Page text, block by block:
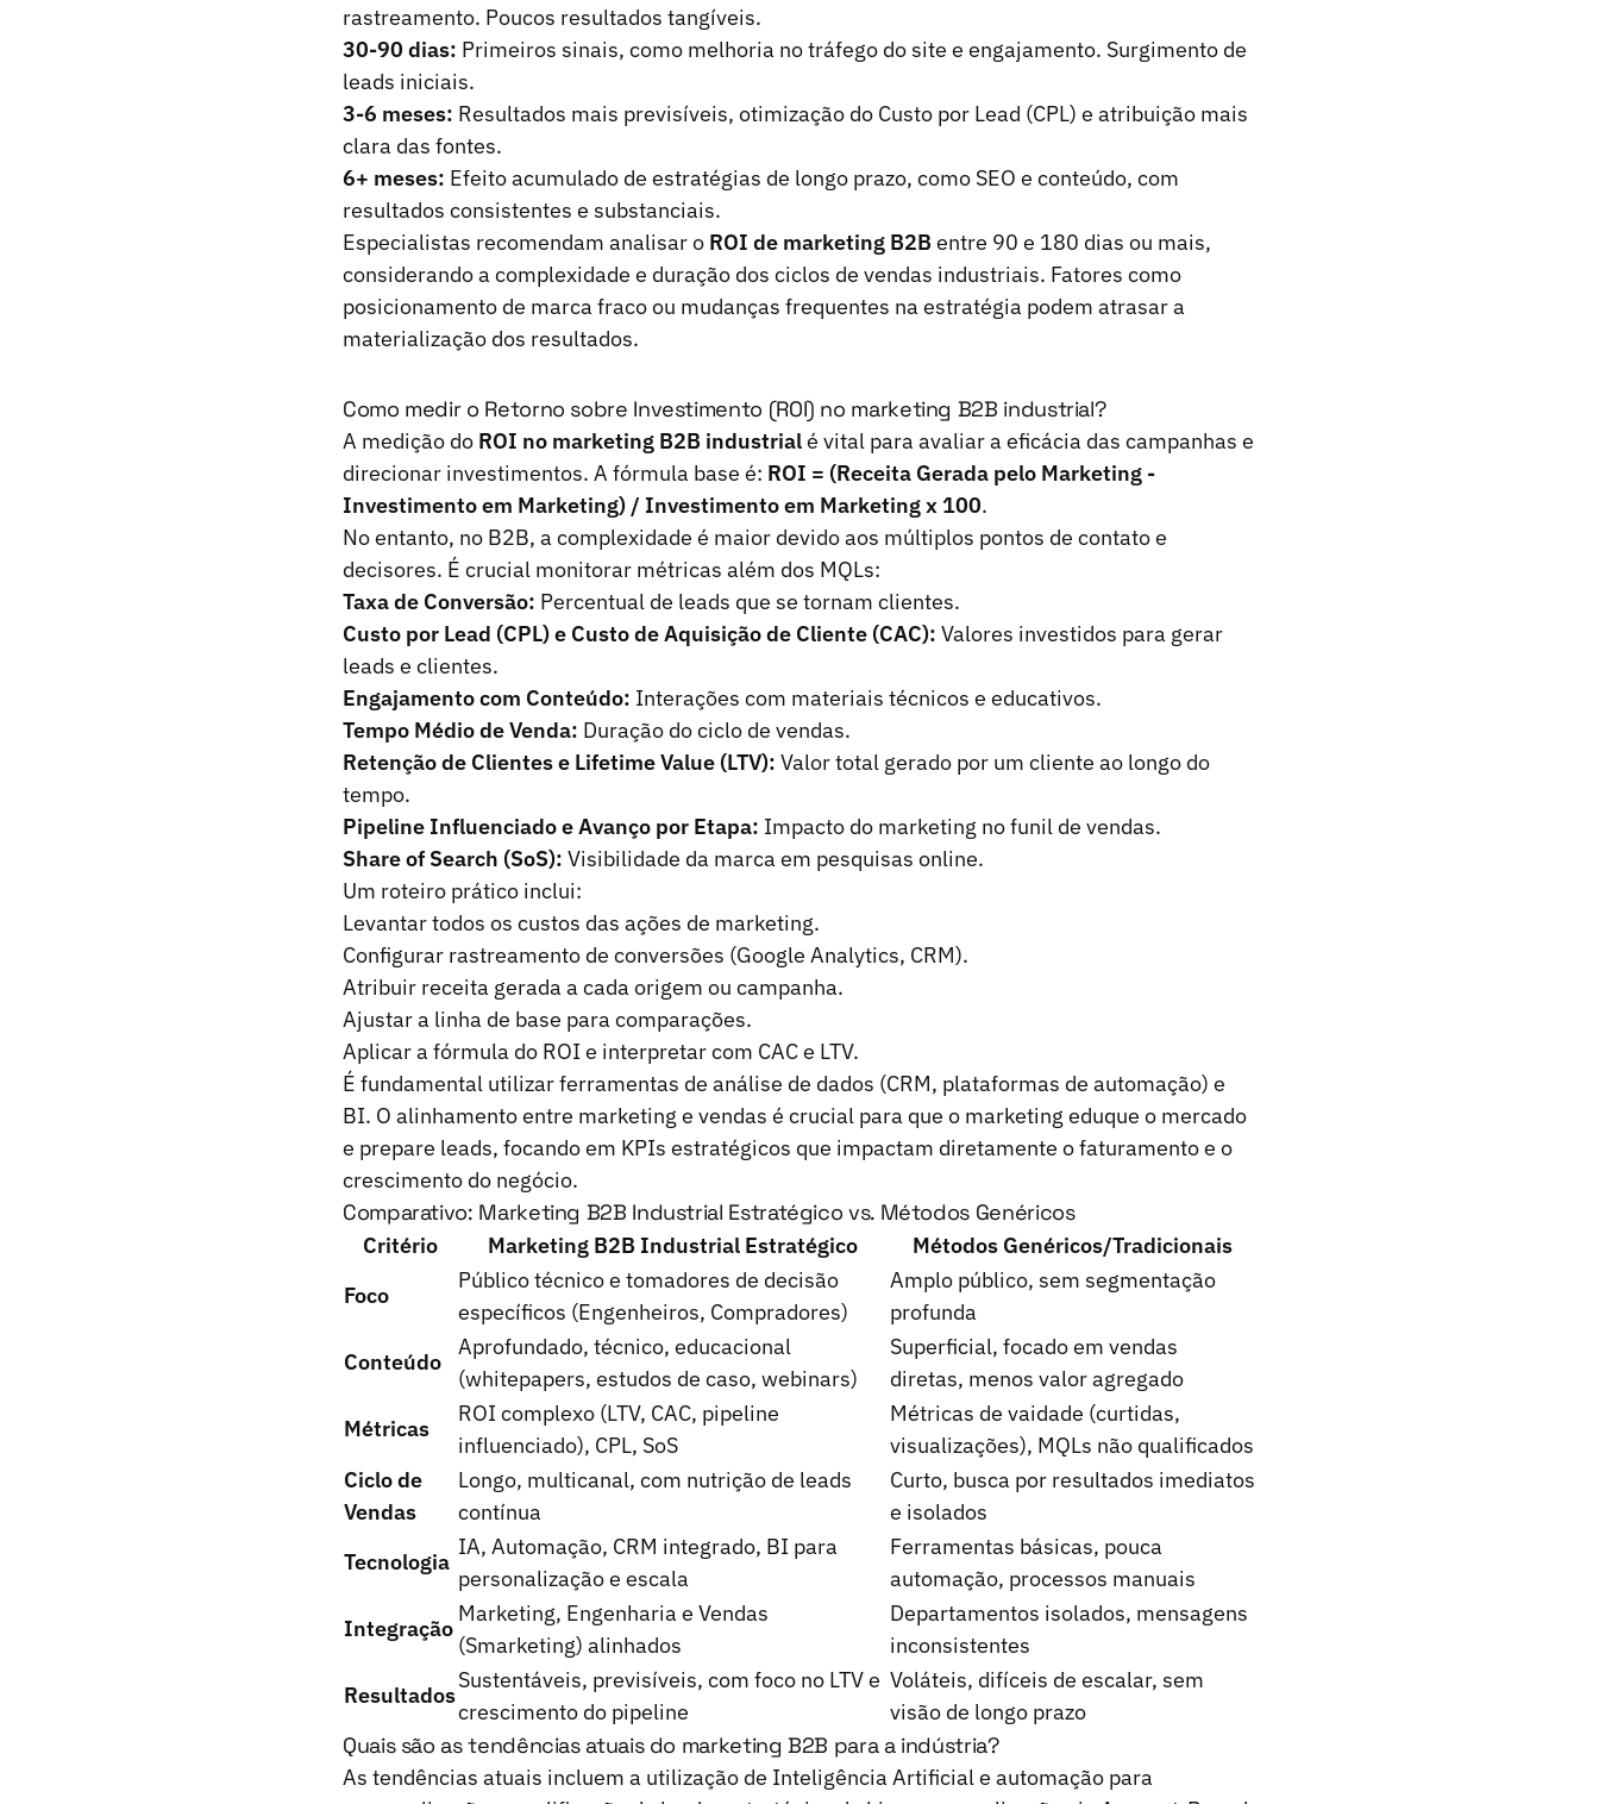
rastreamento. Poucos resultados tangíveis.
30-90 dias: Primeiros sinais, como melhoria no tráfego do site e engajamento. Surgimento de
leads iniciais.
3-6 meses: Resultados mais previsíveis, otimização do Custo por Lead (CPL) e atribuição mais
clara das fontes.
6+ meses: Efeito acumulado de estratégias de longo prazo, como SEO e conteúdo, com
resultados consistentes e substanciais.
Especialistas recomendam analisar o ROI de marketing B2B entre 90 e 180 dias ou mais,
considerando a complexidade e duração dos ciclos de vendas industriais. Fatores como
posicionamento de marca fraco ou mudanças frequentes na estratégia podem atrasar a
materialização dos resultados.
Como medir o Retorno sobre Investimento (ROI) no marketing B2B industrial?
A medição do ROI no marketing B2B industrialé vital para avaliar a eficácia das campanhas e
direcionar investimentos. A fórmula base é: ROI = (Receita Gerada pelo Marketing -
Investimento em Marketing) / Investimento em Marketing x 100.
No entanto, no B2B, a complexidade é maior devido aos múltiplos pontos de contato e
decisores. É crucial monitorar métricas além dos MQLs:
Taxa de Conversão: Percentual de leads que se tornam clientes.
Custo por Lead (CPL) e Custo de Aquisição de Cliente (CAC): Valores investidos para gerar
leads e clientes.
Engajamento com Conteúdo: Interações com materiais técnicos e educativos.
Tempo Médio de Venda: Duração do ciclo de vendas.
Retenção de Clientes e Lifetime Value (LTV): Valor total gerado por um cliente ao longo do
tempo.
Pipeline Influenciado e Avanço por Etapa: Impacto do marketing no funil de vendas.
Share of Search (SoS): Visibilidade da marca em pesquisas online.
Um roteiro prático inclui:
Levantar todos os custos das ações de marketing.
Configurar rastreamento de conversões (Google Analytics, CRM).
Atribuir receita gerada a cada origem ou campanha.
Ajustar a linha de base para comparações.
Aplicar a fórmula do ROI e interpretar com CAC e LTV.
É fundamental utilizar ferramentas de análise de dados (CRM, plataformas de automação) e
BI. O alinhamento entre marketing e vendas é crucial para que o marketing eduque o mercado
e prepare leads, focando em KPIs estratégicos que impactam diretamente o faturamento e o
crescimento do negócio.
Comparativo: Marketing B2B Industrial Estratégico vs. Métodos Genéricos
Critério
Marketing B2B Industrial Estratégico
Métodos Genéricos/Tradicionais
Foco
Público técnico e tomadores de decisão
específicos (Engenheiros, Compradores)
Amplo público, sem segmentação
profunda
Conteúdo
Aprofundado, técnico, educacional
(whitepapers, estudos de caso, webinars)
Superficial, focado em vendas
diretas, menos valor agregado
Métricas
ROI complexo (LTV, CAC, pipeline
influenciado), CPL, SoS
Métricas de vaidade (curtidas,
visualizações), MQLs não qualificados
Ciclo de
Vendas
Longo, multicanal, com nutrição de leads
contínua
Curto, busca por resultados imediatos
e isolados
Tecnologia
IA, Automação, CRM integrado, BI para
personalização e escala
Ferramentas básicas, pouca
automação, processos manuais
Integração
Marketing, Engenharia e Vendas
(Smarketing) alinhados
Departamentos isolados, mensagens
inconsistentes
Resultados
Sustentáveis, previsíveis, com foco no LTV e
crescimento do pipeline
Voláteis, difíceis de escalar, sem
visão de longo prazo
Quais são as tendências atuais do marketing B2B para a indústria?
As tendências atuais incluem a utilização de Inteligência Artificial e automação para